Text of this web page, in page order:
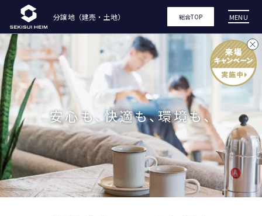
分譲地（建売・土地） 総合TOP MENU
京
セ
キ
ス
イ
ハ
安心も、快適も、環境も、